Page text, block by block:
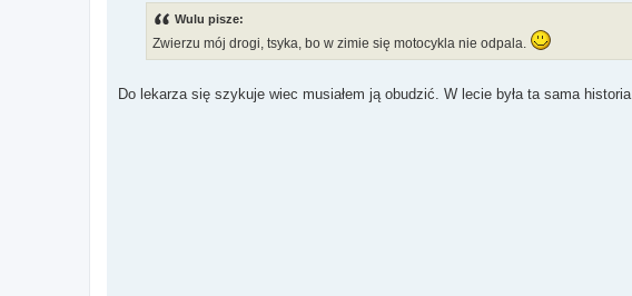
Wulu pisze:
Zwierzu mój drogi, tsyka, bo w zimie się motocykla nie odpala.
Do lekarza się szykuje wiec musiałem ją obudzić. W lecie była ta sama historia